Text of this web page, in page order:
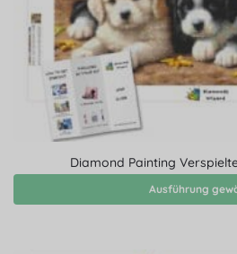
Diamond Painting
Ausführung